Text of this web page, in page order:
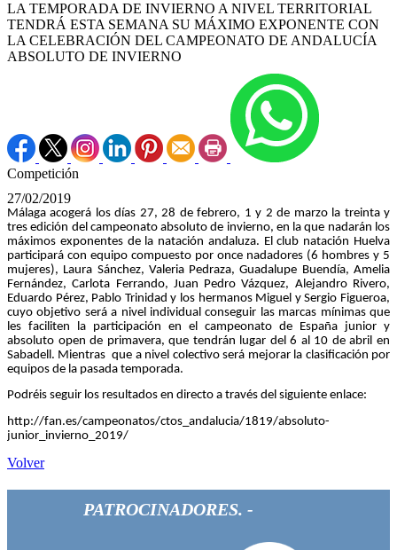
LA TEMPORADA DE INVIERNO A NIVEL TERRITORIAL
TENDRÁ ESTA SEMANA SU MÁXIMO EXPONENTE CON
LA CELEBRACIÓN DEL CAMPEONATO DE ANDALUCÍA
ABSOLUTO DE INVIERNO
Competición
27/02/2019
Málaga acogerá los días 27, 28 de febrero, 1 y 2 de marzo la treinta y
tres edición del campeonato absoluto de invierno, en la que nadarán los
máximos exponentes de la natación andaluza. El club natación Huelva
participará con equipo compuesto por once nadadores (6 hombres y 5
mujeres), Laura Sánchez, Valeria Pedraza, Guadalupe Buendía, Amelia
Fernández, Carlota Ferrando, Juan Pedro Vázquez, Alejandro Rivero,
Eduardo Pérez, Pablo Trinidad y los hermanos Miguel y Sergio Figueroa,
cuyo objetivo será a nivel individual conseguir las marcas mínimas que
les faciliten la participación en el campeonato de España junior y
absoluto open de primavera, que tendrán lugar del 6 al 10 de abril en
Sabadell. Mientras que a nivel colectivo será mejorar la clasificación por
equipos de la pasada temporada.
Podréis seguir los resultados en directo a través del siguiente enlace:
http://fan.es/campeonatos/ctos_andalucia/1819/absoluto-
junior_invierno_2019/
Volver
PATROCINADORES. -